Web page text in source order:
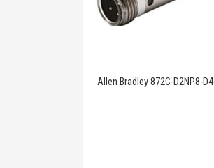
Allen Bradley 872C-D2NP8-D4